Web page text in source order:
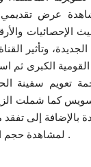
عرض
وتأثير
الكبرى ثم
سفينة
كما شملت
بالإضافة إلى تفقد
لمشاهدة حجم الإنجاز على أرض الواقع .